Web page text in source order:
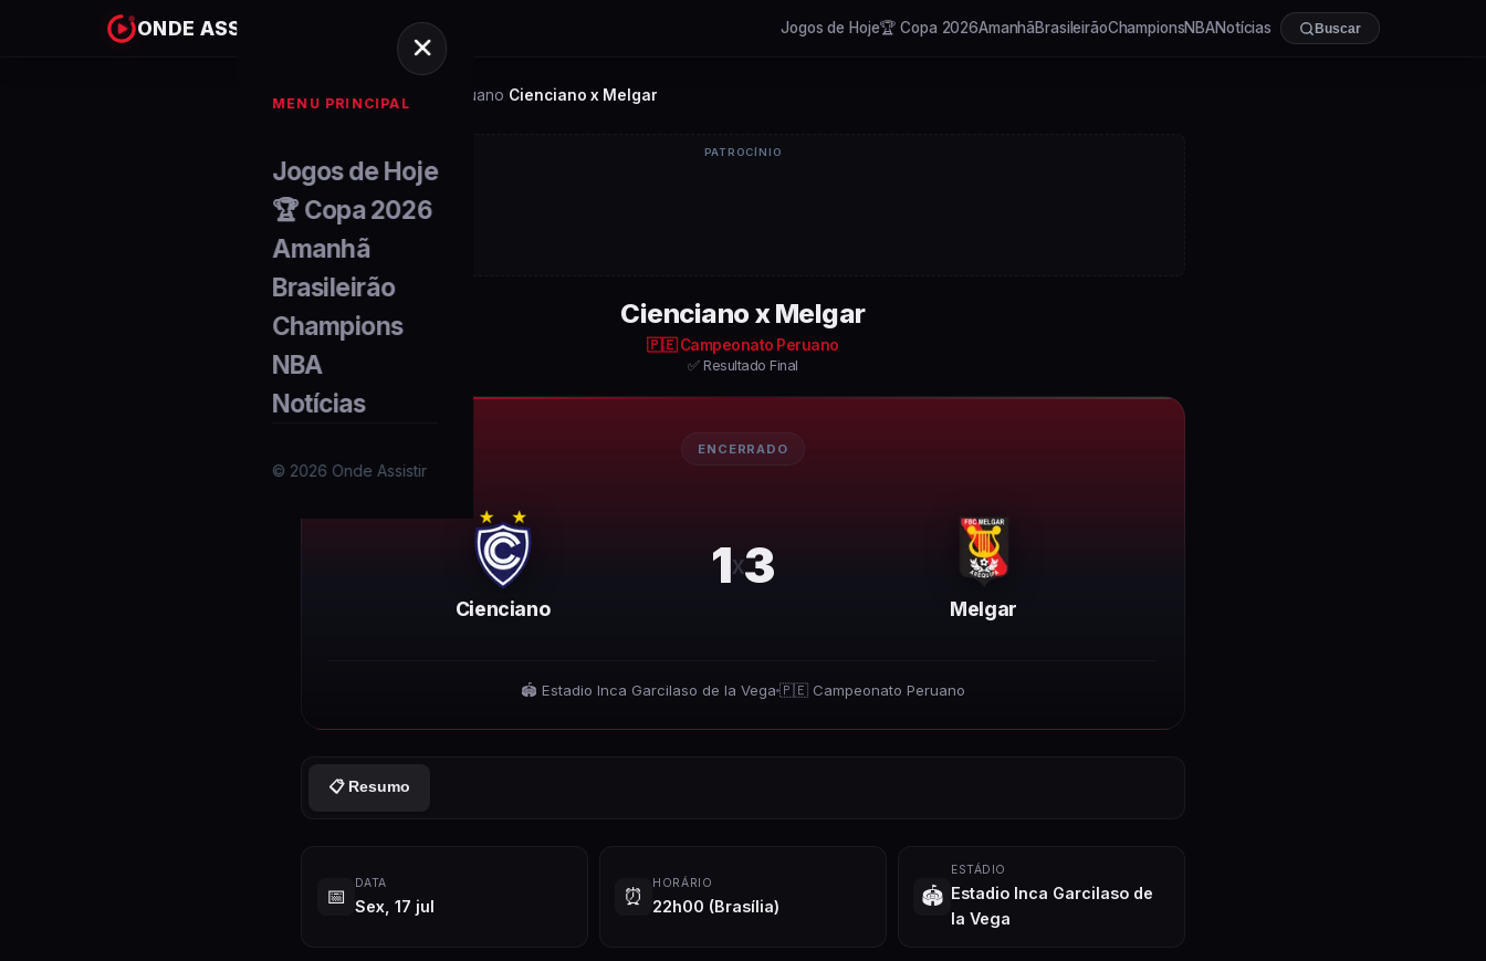
ONDE ASSISTIR Jogos de Hoje🏆 Copa 2026AmanhãBrasileirãoChampionsNBANotícias Buscar
MENU PRINCIPAL
Jogos de Hoje
🏆 Copa 2026
Amanhã
Brasileirão
Champions
NBA
Notícias
© 2026 Onde Assistir
Home/Campeonato-peruano Cienciano x Melgar
PATROCÍNIO
Cienciano x Melgar
🇵🇪 Campeonato Peruano
✅ Resultado Final
ENCERRADO
Cienciano
1x3
Melgar
🏟️ Estadio Inca Garcilaso de la Vega 🇵🇪 Campeonato Peruano
📋 Resumo
📅
DATA
Sex, 17 jul ⏰
HORÁRIO
22h00 (Brasília) 🏟️
ESTÁDIO
Estadio Inca Garcilaso de
la Vega